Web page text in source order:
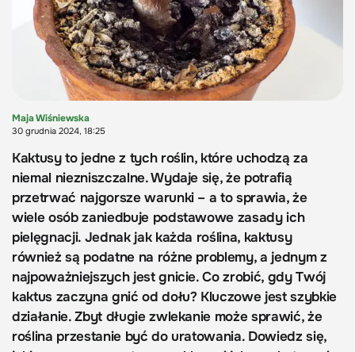
Maja Wiśniewska
30 grudnia 2024, 18:25
Kaktusy to jedne z tych roślin, które uchodzą za
niemal niezniszczalne. Wydaje się, że potrafią
przetrwać najgorsze warunki – a to sprawia, że
wiele osób zaniedbuje podstawowe zasady ich
pielęgnacji. Jednak jak każda roślina, kaktusy
również są podatne na różne problemy, a jednym z
najpoważniejszych jest gnicie. Co zrobić, gdy Twój
kaktus zaczyna gnić od dołu? Kluczowe jest szybkie
działanie. Zbyt długie zwlekanie może sprawić, że
roślina przestanie być do uratowania. Dowiedz się,